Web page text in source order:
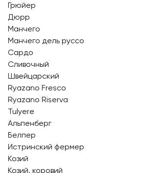
Грюйер
Дюрр
Манчего
Манчего дель руссо
Сардо
Сливочный
Швейцарский
Ryazano Fresco
Ryazano Riserva
Tulyere
Альпенберг
Белпер
Истринский фермер
Козий
Козий, коровий